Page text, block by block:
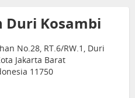
Kosambi
No.28, RT.6/RW.1, Duri
Jakarta Barat
11750